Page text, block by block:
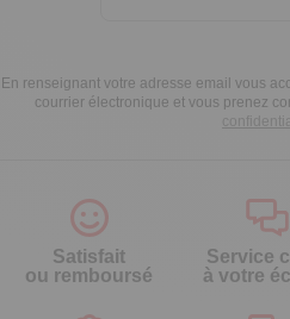
En renseignant votre adresse email vous
courrier électronique et vous prenez
Satisfait
ou remboursé
Service
à votre